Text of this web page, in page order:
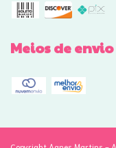
Meios de envio